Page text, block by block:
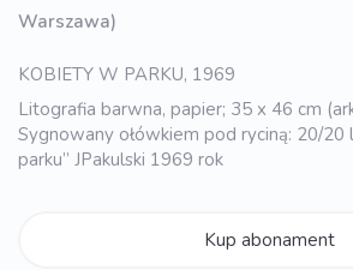
Warszawa)
KOBIETY W PARKU, 1969
Litografia barwna, papier; 35 x 46 cm
Sygnowany ołówkiem pod ryciną: 20/
parku” JPakulski 1969 rok
Kup abonament